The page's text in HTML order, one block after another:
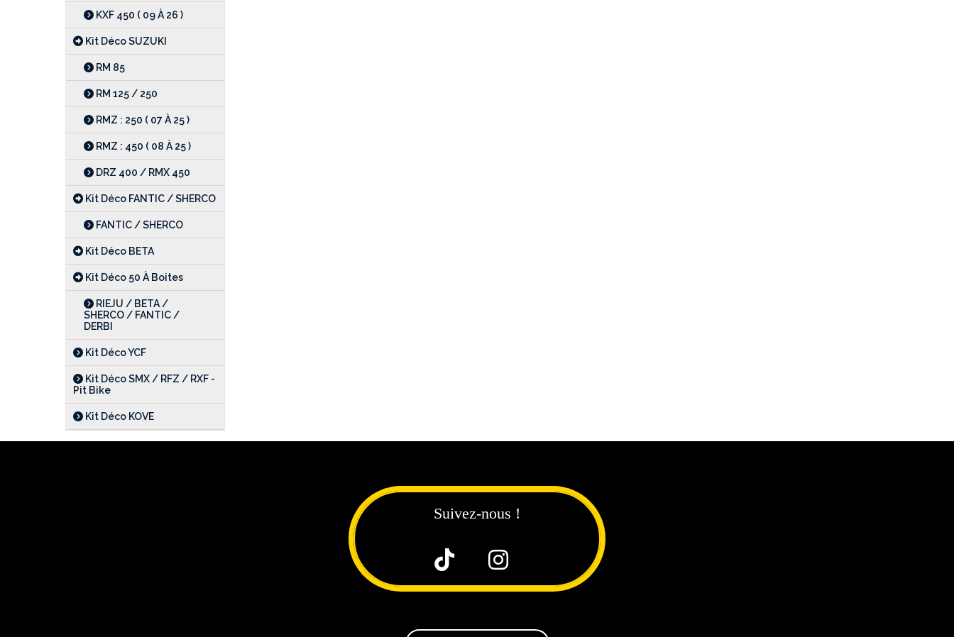
KXF 450 ( 09 À 26 )
Kit Déco SUZUKI
RM 85
RM 125 / 250
RMZ : 250 ( 07 À 25 )
RMZ : 450 ( 08 À 25 )
DRZ 400 / RMX 450
Kit Déco FANTIC / SHERCO
FANTIC / SHERCO
Kit Déco BETA
Kit Déco 50 À Boites
RIEJU / BETA /
SHERCO / FANTIC /
DERBI
Kit Déco YCF
Kit Déco SMX / RFZ / RXF -
Pit Bike
Kit Déco KOVE
Suivez-nous !
 